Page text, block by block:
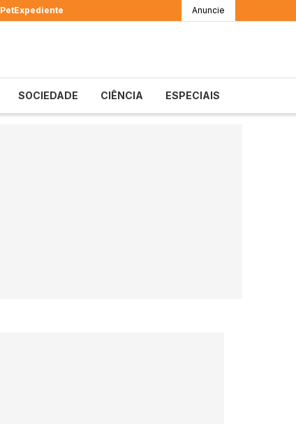
PetExpediente Anuncie
SOCIEDADE CIÊNCIA ESPECIAIS